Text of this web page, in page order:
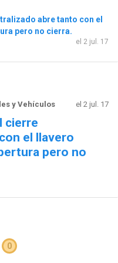
abre tanto con el
pero no cierra.
el 2 jul. 17
y Vehículos el 2 jul. 17
cierre
el llavero
pero no
0